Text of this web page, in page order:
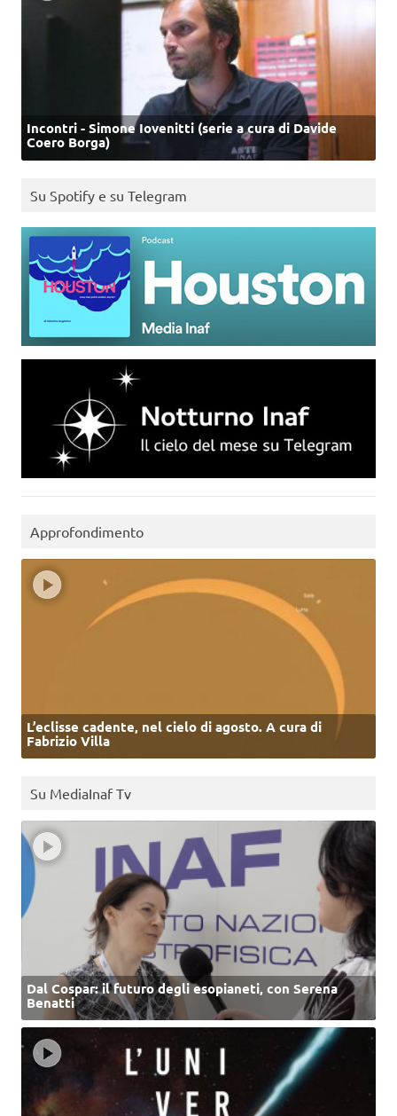
Incontri - Simone Iovenitti (serie a cura di Davide
Coero Borga)
Su Spotify e su Telegram
Approfondimento
L’eclisse cadente, nel cielo di agosto. A cura di
Fabrizio Villa
Su MediaInaf Tv
Dal Cospar: il futuro degli esopianeti, con Serena
Benatti